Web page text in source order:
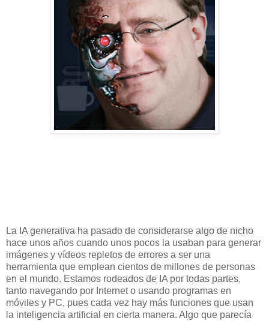
La IA generativa ha pasado de considerarse algo de nicho
hace unos años cuando unos pocos la usaban para generar
imágenes y vídeos repletos de errores a ser una
herramienta que emplean cientos de millones de personas
en el mundo. Estamos rodeados de IA por todas partes,
tanto navegando por Internet o usando programas en
móviles y PC, pues cada vez hay más funciones que usan
la inteligencia artificial en cierta manera. Algo que parecía